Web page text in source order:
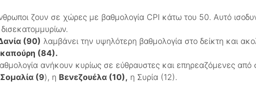
ζουν σε χώρες με βαθμολογία CPI κάτω του 50. Αυτό
(90) λαμβάνει την υψηλότερη βαθμολογία στο δείκτη και
(84).
ανήκουν κυρίως σε εύθραυστες και επηρεαζόμενες από
(9), η Βενεζουέλα (10), η Συρία (12).